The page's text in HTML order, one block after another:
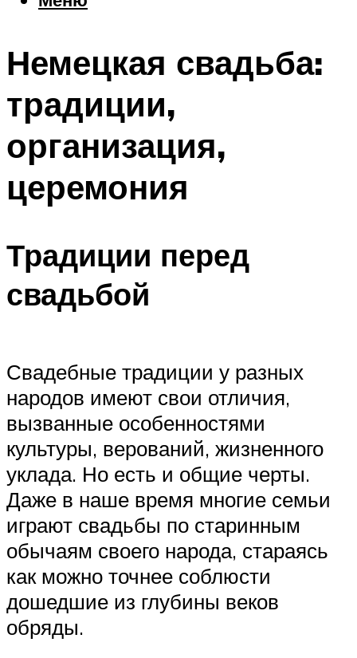
Шоппинг
Что посетить
Меню
Немецкая свадьба:
традиции,
организация,
церемония
Традиции перед
свадьбой
Свадебные традиции у разных
народов имеют свои отличия,
вызванные особенностями
культуры, верований, жизненного
уклада. Но есть и общие черты.
Даже в наше время многие семьи
играют свадьбы по старинным
обычаям своего народа, стараясь
как можно точнее соблюсти
дошедшие из глубины веков
обряды.